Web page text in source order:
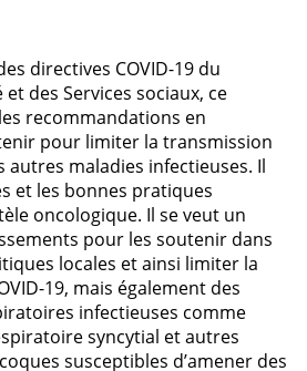
directives COVID-19 du
des Services sociaux, ce
recommandations en
pour limiter la transmission
autres maladies infectieuses. Il
et les bonnes pratiques
oncologique. Il se veut un
pour les soutenir dans
locales et ainsi limiter la
19, mais également des
infectieuses comme
syncytial et autres
susceptibles d’amener des